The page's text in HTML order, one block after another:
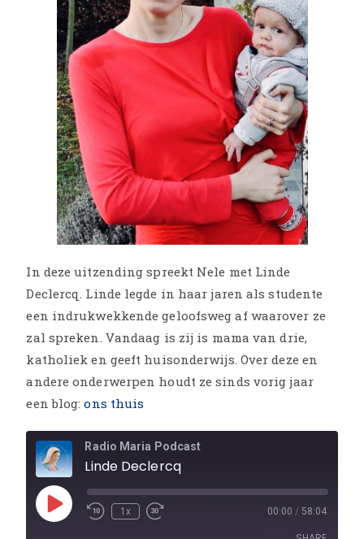
In deze uitzending spreekt Nele met Linde
Declercq. Linde legde in haar jaren als studente
een indrukwekkende geloofsweg af waarover ze
zal spreken. Vandaag is zij is mama van drie,
katholiek en geeft huisonderwijs. Over deze en
andere onderwerpen houdt ze sinds vorig jaar
een blog: ons thuis
Radio Maria Podcast
Linde Declercq
1x 00:00 / 58:04